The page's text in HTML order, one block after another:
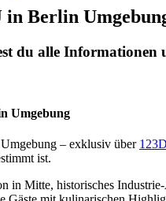
Berlin
du alle Informationen
Umgebung
– exklusiv über
ist.
in Mitte, historisches